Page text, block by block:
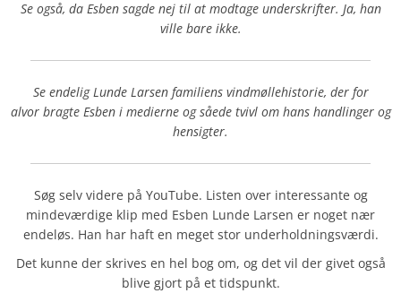
Se også, da Esben sagde nej til at modtage underskrifter. Ja, han
ville bare ikke.
Se endelig Lunde Larsen familiens vindmøllehistorie, der for
alvor bragte Esben i medierne og såede tvivl om hans handlinger og
hensigter.
Søg selv videre på YouTube. Listen over interessante og
mindeværdige klip med Esben Lunde Larsen er noget nær
endeløs. Han har haft en meget stor underholdningsværdi.
Det kunne der skrives en hel bog om, og det vil der givet også
blive gjort på et tidspunkt.